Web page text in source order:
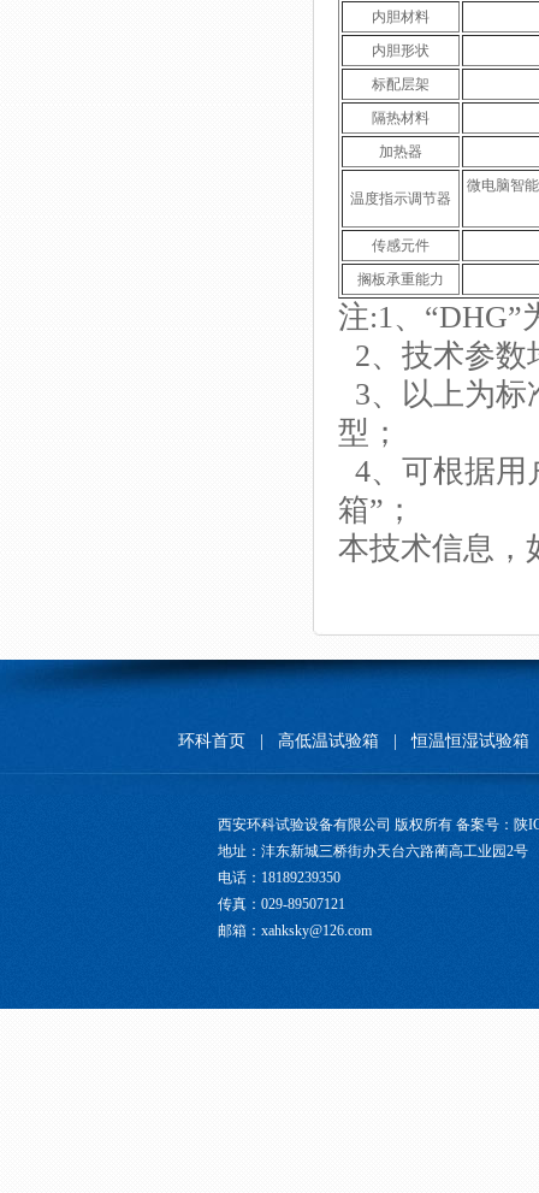
内胆材料
内胆形状
标配层架
隔热材料
加热器
温度指示调节器
微电脑智
传感元件
搁板承重能力
注:1、“DHG”
2、技术参
3、以上为标
型；
4、可根据用
箱”；
本技术信息，
环科首页 高低温试验箱 恒温恒湿试验箱
西安环科试验设备有限公司 版权所有 备案号： 陕
地址：沣东新城三桥街办天台六路蔺高工业园2号
电话：18189239350
传真：029-89507121
邮箱：xahksky@126.com